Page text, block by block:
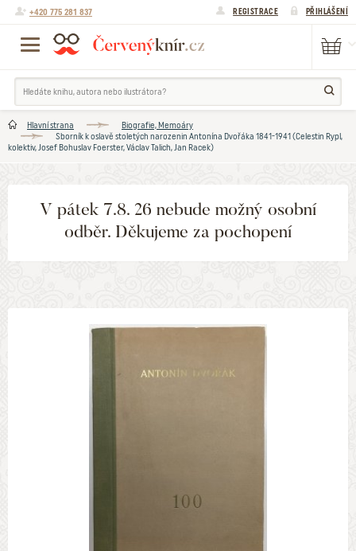
+420 775 281 837 REGISTRACE PŘIHLÁŠENÍ
Hlavní strana
Biografie, Memoáry
Sborník k oslavě stoletých narozenin Antonína Dvořáka 1841-1941 (Celestin Rypl,
kolektiv, Josef Bohuslav Foerster, Václav Talich, Jan Racek)
V pátek 7.8. 26 nebude možný osobní
odběr. Děkujeme za pochopení